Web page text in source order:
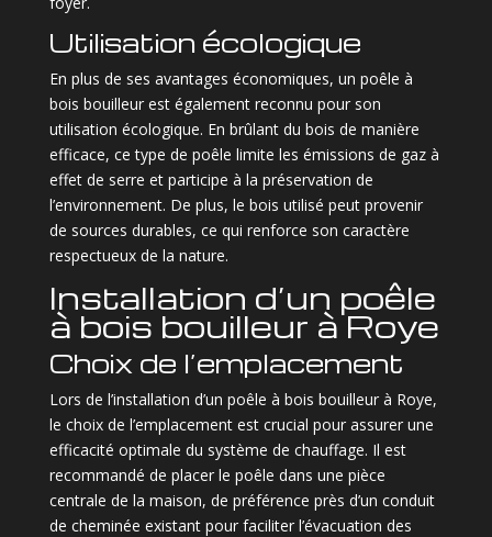
Utilisation écologique
En plus de ses avantages économiques, un poêle à
bois bouilleur est également reconnu pour son
utilisation écologique. En brûlant du bois de manière
efficace, ce type de poêle limite les émissions de gaz à
effet de serre et participe à la préservation de
l’environnement. De plus, le bois utilisé peut provenir
de sources durables, ce qui renforce son caractère
respectueux de la nature.
Installation d’un poêle
à bois bouilleur à Roye
Choix de l’emplacement
Lors de l’installation d’un poêle à bois bouilleur à Roye,
le choix de l’emplacement est crucial pour assurer une
efficacité optimale du système de chauffage. Il est
recommandé de placer le poêle dans une pièce
centrale de la maison, de préférence près d’un conduit
de cheminée existant pour faciliter l’évacuation des